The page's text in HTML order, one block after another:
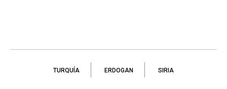
TURQUÍA ERDOGAN SIRIA